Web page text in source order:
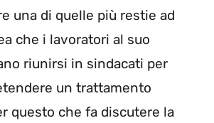
una di quelle più restie ad
che i lavoratori al suo
riunirsi in sindacati per
un trattamento
questo che fa discutere la